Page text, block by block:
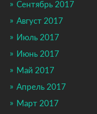
Сентябрь 2017
Август 2017
Июль 2017
Июнь 2017
Май 2017
Апрель 2017
Март 2017